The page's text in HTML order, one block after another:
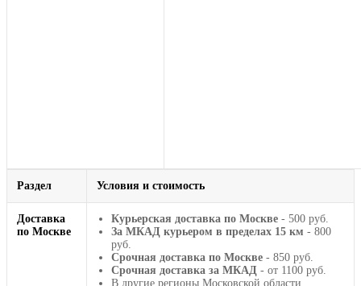
Раздел Условия и стоимость
Доставка
по Москве
Курьерская доставка по Москве - 500 руб.
За МКАД курьером в пределах 15 км - 800
руб.
Срочная доставка по Москве - 850 руб.
Срочная доставка за МКАД - от 1100 руб.
В другие регионы Московской области